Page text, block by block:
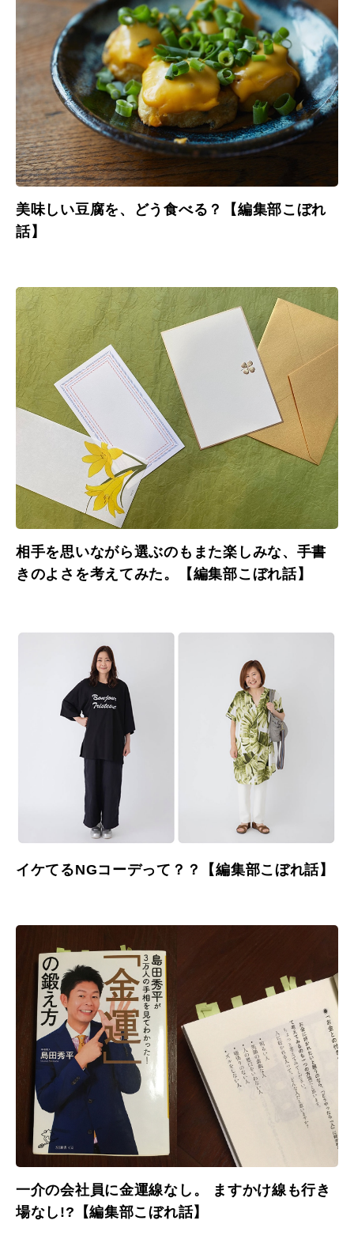
美味しい豆腐を、どう食べる？【編集部こぼれ
話】
相手を思いながら選ぶのもまた楽しみな、手書
きのよさを考えてみた。【編集部こぼれ話】
イケてるNGコーデって？？【編集部こぼれ話】
一介の会社員に金運線なし。 ますかけ線も行き
場なし!?【編集部こぼれ話】